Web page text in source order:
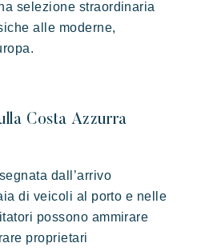
Evasione
selezione straordinaria
alle moderne,
Costa Azzurra
dall’arrivo
di veicoli al porto e nelle
possono ammirare
proprietari